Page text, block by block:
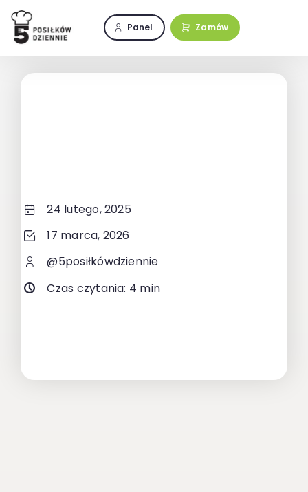
Przejdź
zawartości
Panel Zamów
24 lutego, 2025
17 marca, 2026
@5posiłkówdziennie
Czas czytania: 4 min